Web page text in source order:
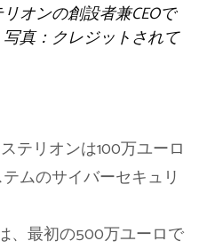
オンの創設者兼CEOで
真：クレジットされて
テリオンは100万ユーロ
ムのサイバーセキュリ
、最初の500万ユーロで